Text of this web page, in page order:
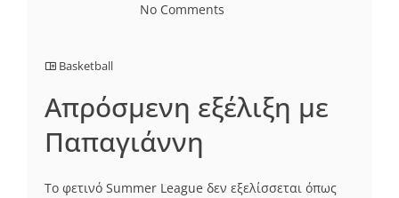
No Comments
Basketball
Απρόσμενη εξέλιξη με
Παπαγιάννη
Το φετινό Summer League δεν εξελίσσεται όπως